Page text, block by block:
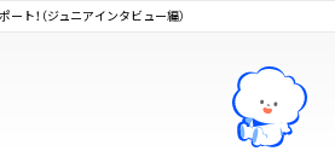
ト！（ジュニアインタビュー編）